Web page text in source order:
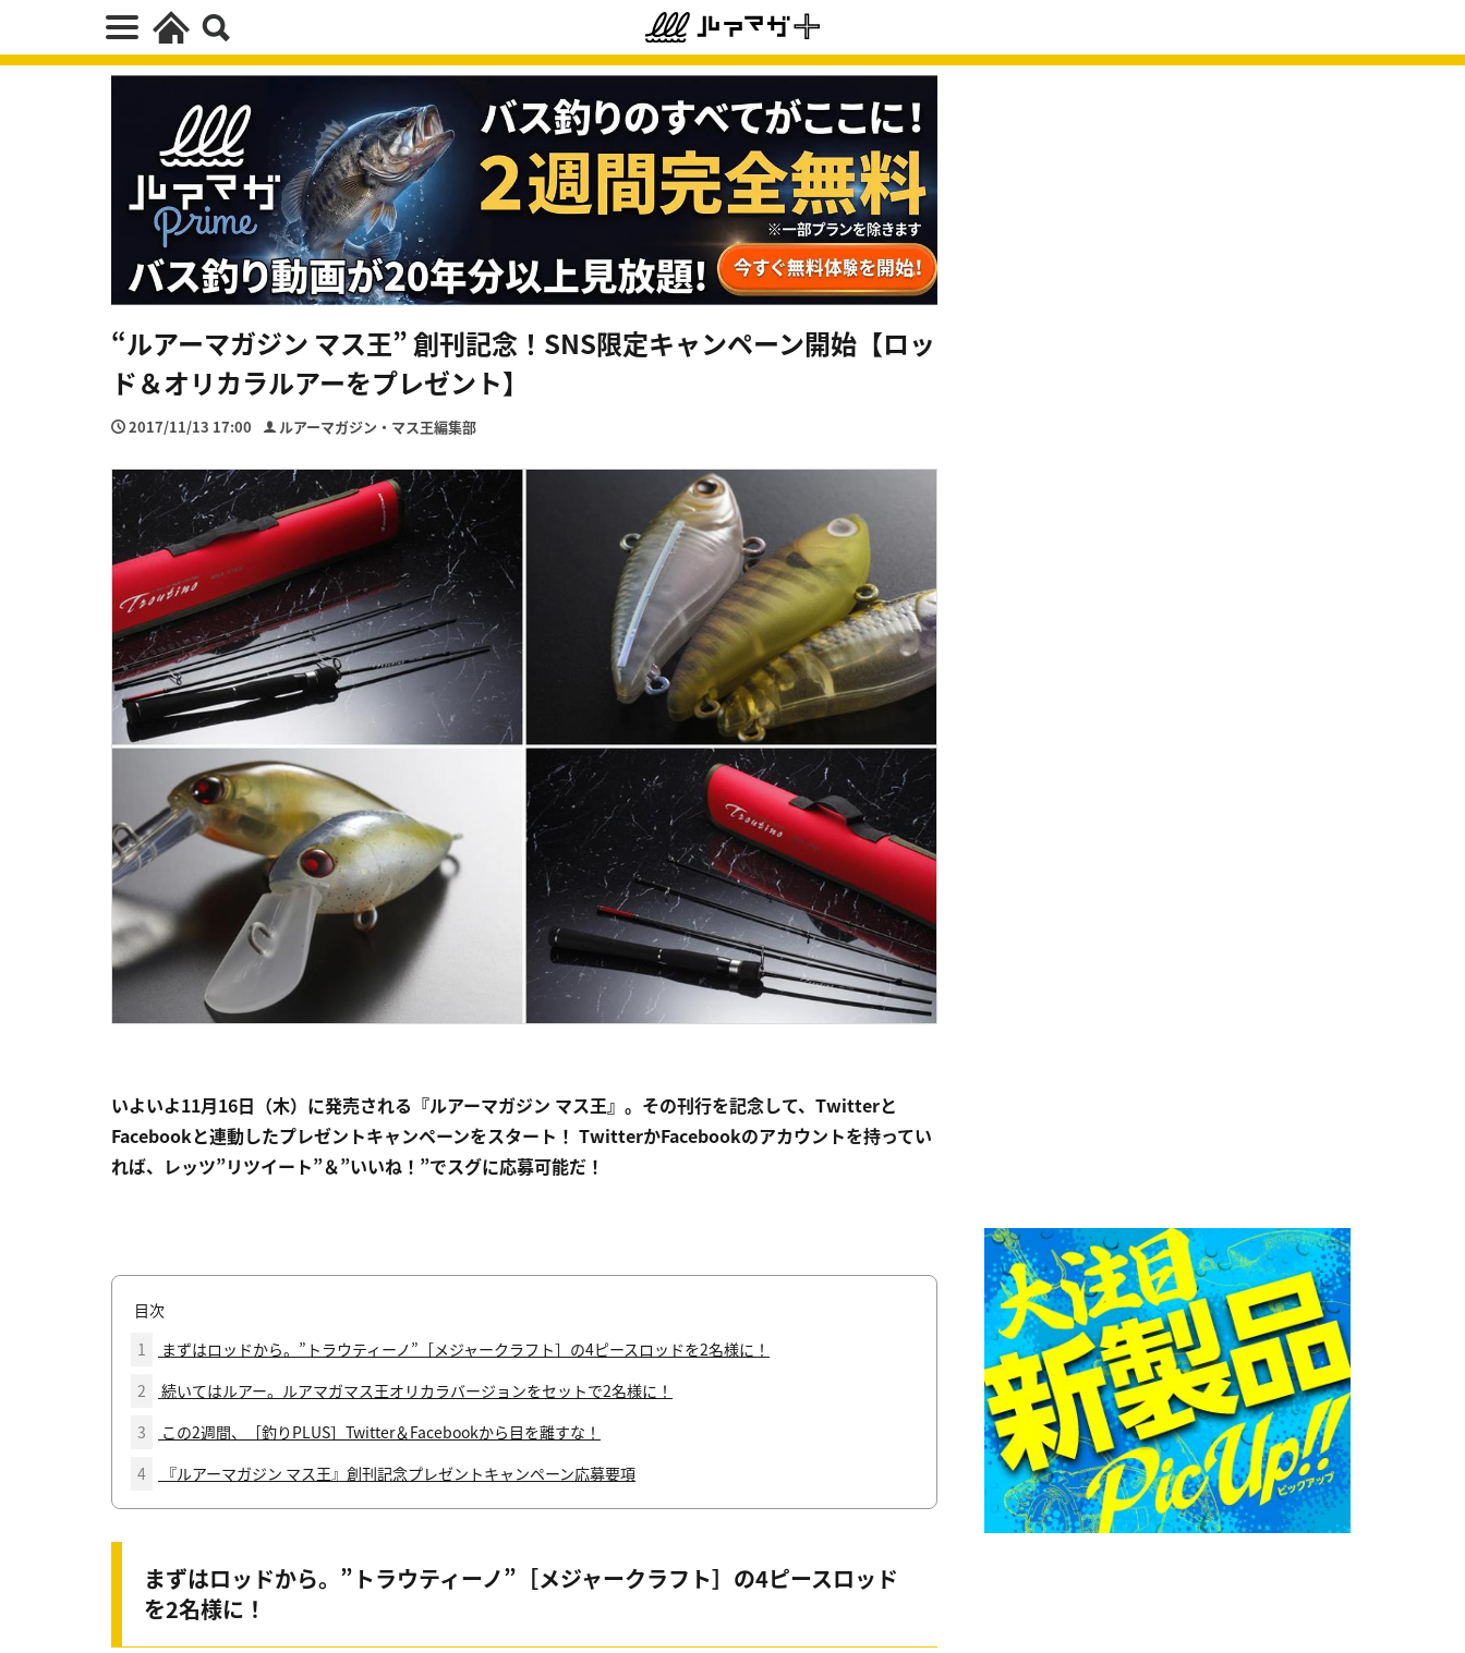
“ルアーマガジン マス王” 創刊記念！SNS限定キャンペーン開始【ロッ
ド＆オリカラルアーをプレゼント】
2017/11/13 17:00 ルアーマガジン・マス王編集部
いよいよ11月16日（木）に発売される『ルアーマガジン マス王』。その刊行を記念して、Twitterと
Facebookと連動したプレゼントキャンペーンをスタート！ TwitterかFacebookのアカウントを持ってい
れば、レッツ”リツイート”＆”いいね！”でスグに応募可能だ！
目次
1
まずはロッドから。”トラウティーノ”［メジャークラフト］の4ピースロッドを2名様に！
2
続いてはルアー。ルアマガマス王オリカラバージョンをセットで2名様に！
3
この2週間、［釣りPLUS］Twitter＆Facebookから目を離すな！
4
『ルアーマガジン マス王』創刊記念プレゼントキャンペーン応募要項
まずはロッドから。”トラウティーノ”［メジャークラフト］の4ピースロッド
を2名様に！